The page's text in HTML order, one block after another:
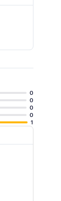
0
0
0
0
1